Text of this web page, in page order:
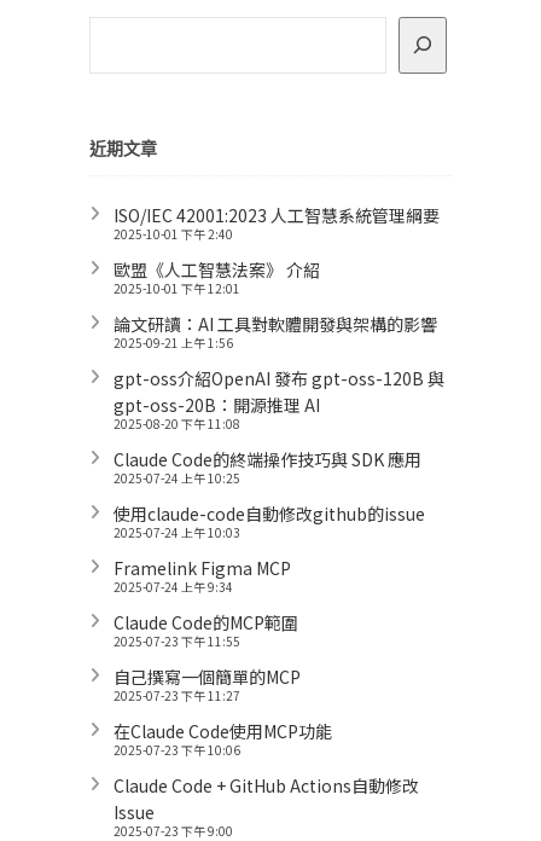
近期文章
ISO/IEC 42001:2023 人工智慧系統管理綱要
2025-10-01 下午 2:40
歐盟《人工智慧法案》 介紹
2025-10-01 下午 12:01
論文研讀：AI 工具對軟體開發與架構的影響
2025-09-21 上午 1:56
gpt-oss介紹OpenAI 發布 gpt-oss-120B 與
gpt-oss-20B：開源推理 AI
2025-08-20 下午 11:08
Claude Code的終端操作技巧與 SDK 應用
2025-07-24 上午 10:25
使用claude-code自動修改github的issue
2025-07-24 上午 10:03
Framelink Figma MCP
2025-07-24 上午 9:34
Claude Code的MCP範圍
2025-07-23 下午 11:55
自己撰寫一個簡單的MCP
2025-07-23 下午 11:27
在Claude Code使用MCP功能
2025-07-23 下午 10:06
Claude Code + GitHub Actions自動修改
Issue
2025-07-23 下午 9:00